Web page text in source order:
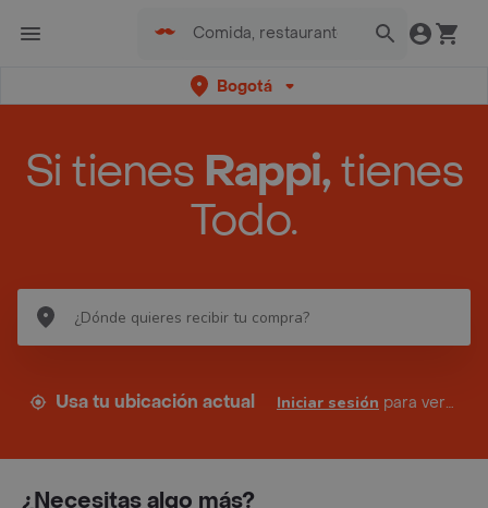
Bogotá
Si tienes Rappi,tienes
Todo.
Usa tu ubicación actual Iniciar sesión para ver tus direcciones
¿Necesitas algo más?